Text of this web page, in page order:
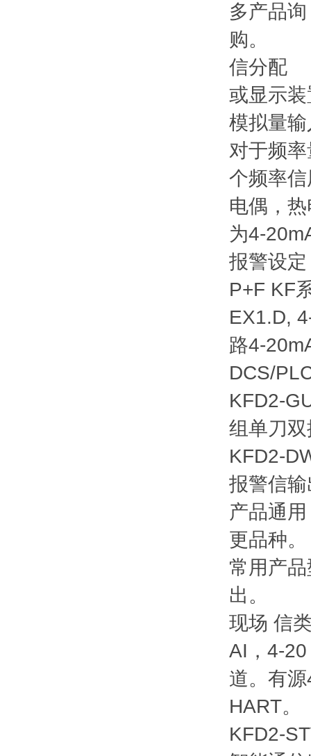
多产品
购。
信分配
或显示
模拟量
对于频
个频率
电偶，
为4-
报警设定
P+F KF
EX1.D,
路4-
DCS/
KFD2-
组单刀
KFD2-
报警信
产品通
更品种。
常用产
出。
现场 信
AI，4-
道。有
HART。
KFD2-